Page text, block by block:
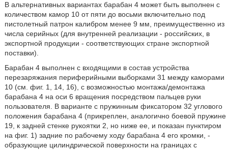
В альтернативных вариантах барабан 4 может быть выполнен с
количеством камор 10 от пяти до восьми включительно под
пистолетный патрон калибром менее 9 мм, преимущественно из
числа серийных (для внутренней реализации - российских, в
экспортной продукции - соответствующих стране экспортной
поставки).
Барабан 4 выполнен с входящими в состав устройства
перезаряжания периферийными выборками 31 между каморами
10 (см. фиг. 1, 14, 16), с возможностью монтажа/демонтажа
барабана 4 на оси 6 вращения посредством пальцев руки
пользователя. В варианте с пружинным фиксатором 32 углового
положения барабана 4 (прикреплен, аналогично боевой пружине
19, к задней стенке рукоятки 2, но ниже ее, и показан пунктиром
на фиг. 1) задние по рабочему ходу барабана 4 его кромки, -
образующие цилиндрической поверхности на границах с